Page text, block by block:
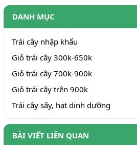
DANH MỤC
Trái cây nhập khẩu
Giỏ trái cây 300k-650k
Giỏ trái cây 700k-900k
Giỏ trái cây trên 900k
Trái cây sấy, hạt dinh dưỡng
BÀI VIẾT LIÊN QUAN